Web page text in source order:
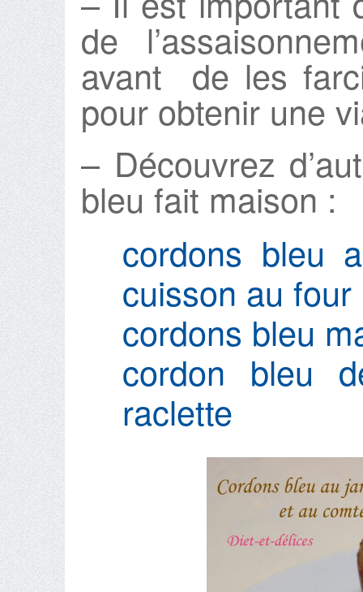
de
avant de les
pour obtenir une
– Découvrez
bleu fait maison :
cordons bleu
cuisson au four
cordons bleu
cordon bleu
raclette